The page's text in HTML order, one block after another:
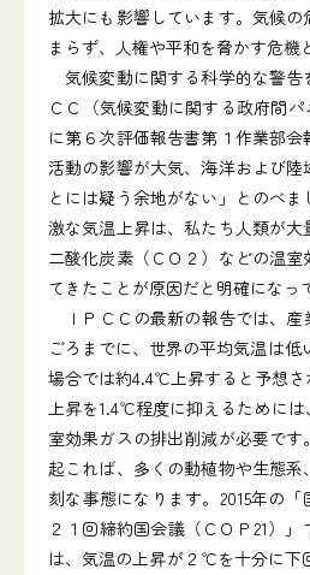
拡大にも影響しています。気候
まらず、人権や平和を脅かす危機
気候変動に関する科学的な警告
ＣＣ（気候変動に関する政府間パ
に第６次評価報告書第１作業部
活動の影響が大気、海洋および陸
とには疑う余地がない」とのべ
激な気温上昇は、私たち人類が大
二酸化炭素（ＣＯ２）などの温
てきたことが原因だと明確になっ
ＩＰＣＣの最新の報告では、産
ごろまでに、世界の平均気温は
場合では約4.4℃上昇すると予想さ
上昇を1.4℃程度に抑えるために
室効果ガスの排出削減が必要で
起これば、多くの動植物や生態
刻な事態になります。2015年の
２１回締約国会議（ＣＯＰ21）
は、気温の上昇が２℃を十分に下